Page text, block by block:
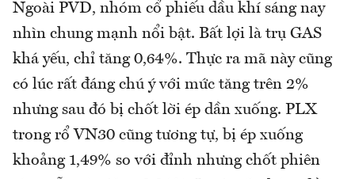
Ngoài PVD, nhóm cổ phiếu dầu khí sáng nay
nhìn chung mạnh nổi bật. Bất lợi là trụ GAS
khá yếu, chỉ tăng 0,64%. Thực ra mã này cũng
có lúc rất đáng chú ý với mức tăng trên 2%
nhưng sau đó bị chốt lời ép dần xuống. PLX
trong rổ VN30 cũng tương tự, bị ép xuống
khoảng 1,49% so với đỉnh nhưng chốt phiên